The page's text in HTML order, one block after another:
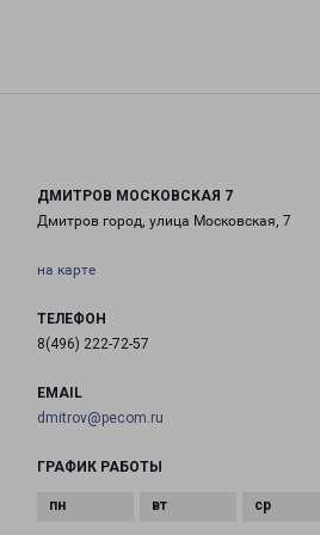
ДМИТРОВ МОСКОВСКАЯ 7
Дмитров город, улица Московская, 7
на карте
ТЕЛЕФОН
8(496) 222-72-57
EMAIL
dmitrov@pecom.ru
ГРАФИК РАБОТЫ